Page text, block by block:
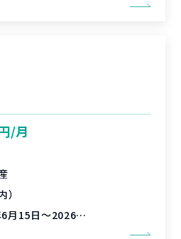
/月
）
日～2026年8月31日